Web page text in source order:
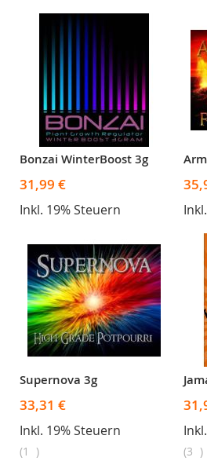
Bonzai WinterBoost 3g
31,99 €
Inkl. 19% Steuern
Supernova 3g
33,31 €
Inkl. 19% Steuern
1 3